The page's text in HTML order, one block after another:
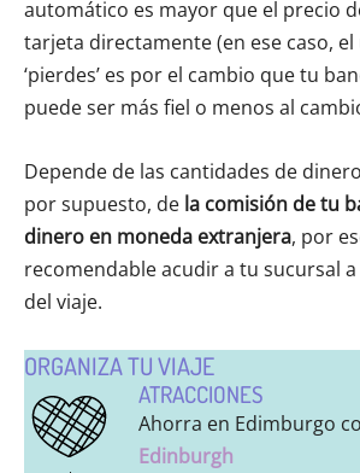
automático es mayor que el precio
tarjeta directamente (en ese caso,
‘pierdes’ es por el cambio que tu
puede ser más fiel o menos al
Depende de las cantidades de
por supuesto, de la comisión de tu
dinero en moneda extranjera, por
recomendable acudir a tu sucursal
del viaje.
ORGANIZA TU VIAJE
ATRACCIONES
Ahorra en Edimburgo
Edinburgh